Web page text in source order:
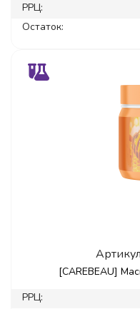
РРЦ:
Остаток:
[CAREBEAU]
РРЦ: